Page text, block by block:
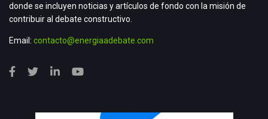
donde se incluyen noticias y artículos de fondo con la misión de
contribuir al debate constructivo.
Email: contacto@energiaadebate.com